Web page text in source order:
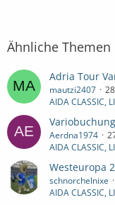
Ähnliche Themen
Adria Tour
mautzi2407
AIDA CLASSIC,
Aerdna1974
AIDA CLASSIC,
Westeuropa
schnorchelnixe
AIDA CLASSIC,